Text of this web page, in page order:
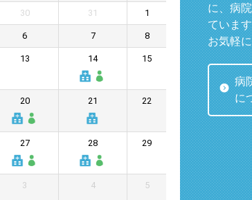
30 31 1
6 7 8
13 14 15
20 21 22
27 28 29
3 4 5
に、病
ていま
お気軽
病
に